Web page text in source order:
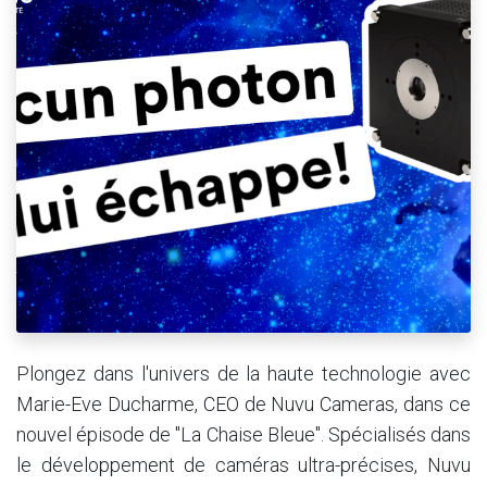
Plongez dans l'univers de la haute technologie avec
Marie-Eve Ducharme, CEO de Nuvu Cameras, dans ce
nouvel épisode de "La Chaise Bleue". Spécialisés dans
le développement de caméras ultra-précises, Nuvu